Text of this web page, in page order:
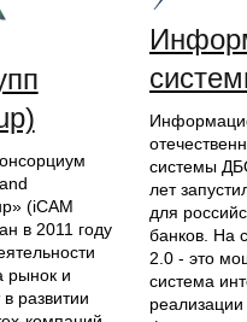
(iCAM
в 2011 году
рынок и
в развитии
системы
лет
для
банков. На
2.0 - это
система